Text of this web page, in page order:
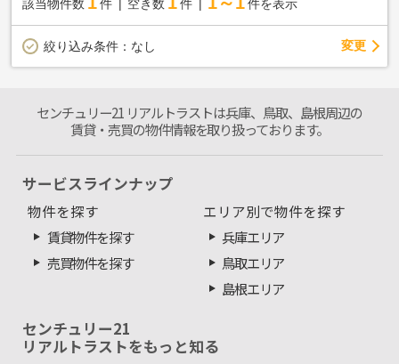
該当物件数 件 空き数 件 件を表示
絞り込み条件： なし 変更
センチュリー21 リアルトラストは兵庫、鳥取、島根周辺の
賃貸・売買の物件情報を取り扱っております。
サービスラインナップ
物件を探す
賃貸物件を探す
売買物件を探す
エリア別で物件を探す
兵庫エリア
鳥取エリア
島根エリア
センチュリー21
リアルトラストをもっと知る